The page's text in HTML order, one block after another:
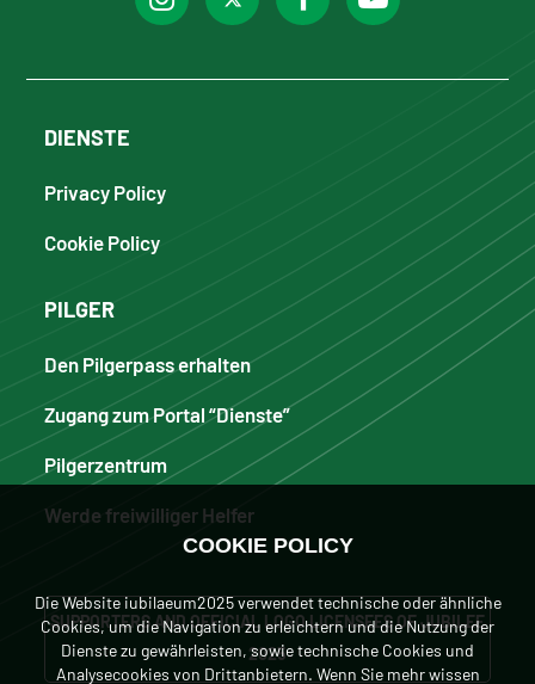
DIENSTE
Privacy Policy
Cookie Policy
PILGER
Den Pilgerpass erhalten
Zugang zum Portal “Dienste”
Pilgerzentrum
Werde freiwilliger Helfer
SUPPORTERS AND OFFICIAL LOGO LICENSEES OF JUBILEE
2025
COOKIE POLICY
Die Website iubilaeum2025 verwendet technische oder ähnliche
Cookies, um die Navigation zu erleichtern und die Nutzung der
Dienste zu gewährleisten, sowie technische Cookies und
Analysecookies von Drittanbietern. Wenn Sie mehr wissen